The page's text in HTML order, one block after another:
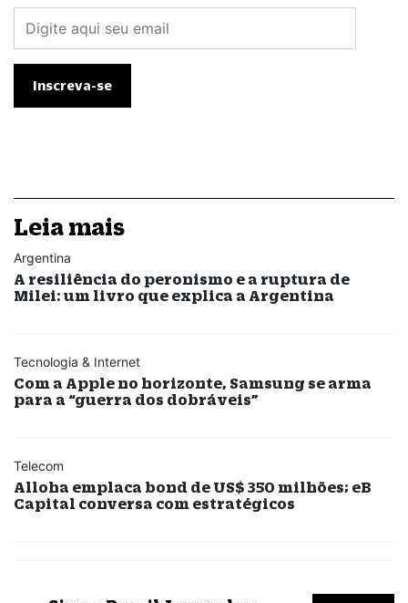
Leia mais
Argentina
A resiliência do peronismo e a ruptura de
Milei: um livro que explica a Argentina
Tecnologia & Internet
Com a Apple no horizonte, Samsung se arma
para a “guerra dos dobráveis”
Telecom
Alloha emplaca bond de US$ 350 milhões; eB
Capital conversa com estratégicos